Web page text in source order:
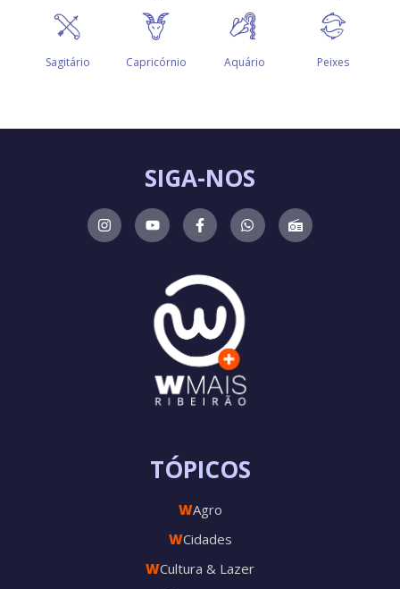
TÓPICOS
WAgro
WCidades
WCultura & Lazer
SIGA-NOS